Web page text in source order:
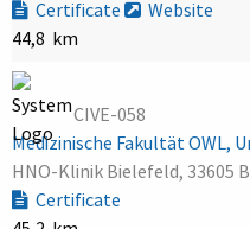
Certificate
Website
44,8 km
CIVE-058
Medizinische Fakultät OWL,
HNO-Klinik Bielefeld, 33605
Certificate